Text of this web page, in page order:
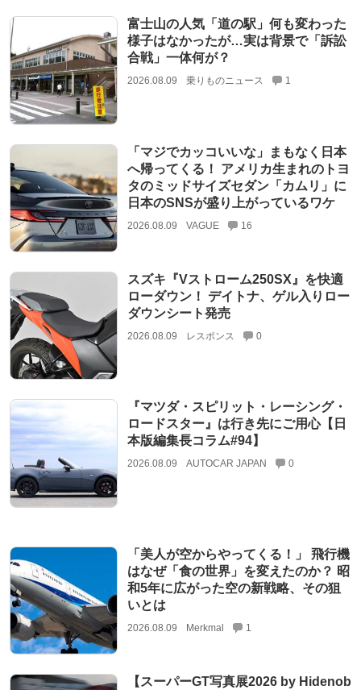
富士山の人気「道の駅」何も変わった
様子はなかったが…実は背景で「訴訟
合戦」一体何が？
2026.08.09 乗りものニュース 1
「マジでカッコいいな」まもなく日本
へ帰ってくる！ アメリカ生まれのトヨ
タのミッドサイズセダン「カムリ」に
日本のSNSが盛り上がっているワケ
2026.08.09 VAGUE 16
スズキ『Vストローム250SX』を快適
ローダウン！ デイトナ、ゲル入りロー
ダウンシート発売
2026.08.09 レスポンス 0
『マツダ・スピリット・レーシング・
ロードスター』は行き先にご用心【日
本版編集長コラム#94】
2026.08.09 AUTOCAR JAPAN 0
「美人が空からやってくる！」 飛行機
はなぜ「食の世界」を変えたのか？ 昭
和5年に広がった空の新戦略、その狙
いとは
2026.08.09 Merkmal 1
【スーパーGT写真展2026 by Hidenob